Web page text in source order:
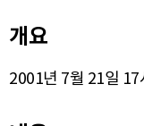
개요
2001년 7월 21일